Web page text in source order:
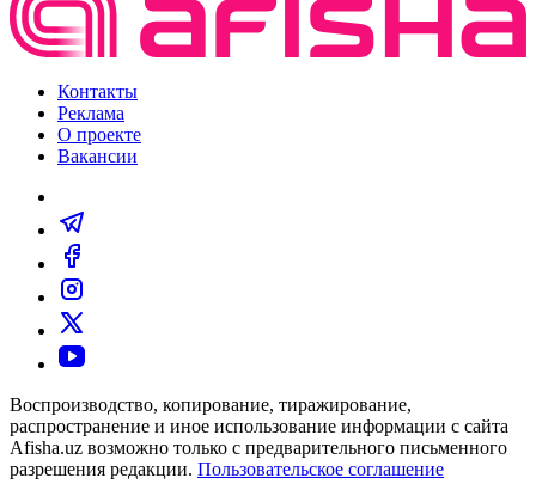
Контакты
Реклама
О проекте
Вакансии
Воспроизводство, копирование, тиражирование,
распространение и иное использование информации с сайта
Afisha.uz возможно только с предварительного письменного
разрешения редакции. Пользовательское соглашение